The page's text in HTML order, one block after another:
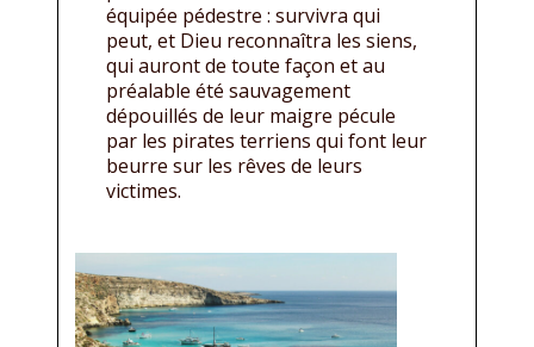
équipée pédestre : survivra qui
peut, et Dieu reconnaîtra les siens,
qui auront de toute façon et au
préalable été sauvagement
dépouillés de leur maigre pécule
par les pirates terriens qui font leur
beurre sur les rêves de leurs
victimes.